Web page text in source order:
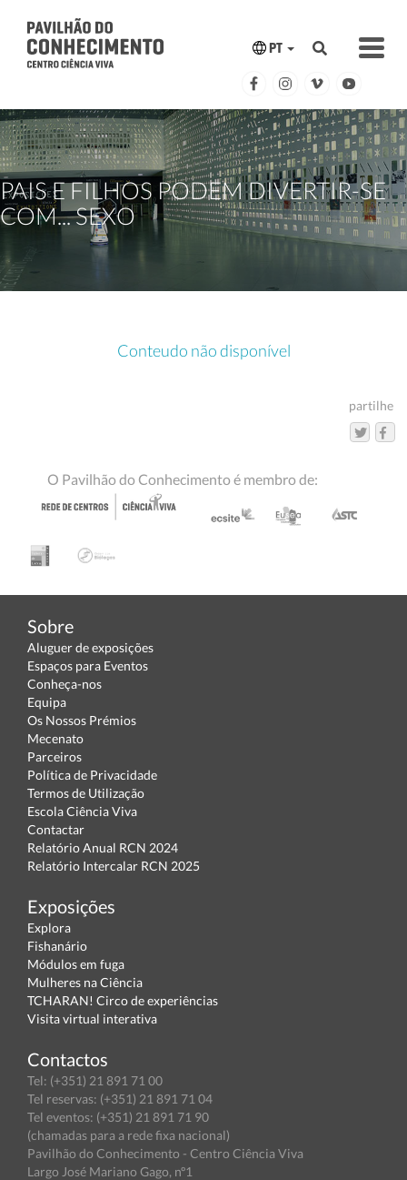
PT
PAIS E FILHOS PODEM DIVERTIR-SE
COM... SEXO
Conteudo não disponível
partilhe
O Pavilhão do Conhecimento é membro de:
Sobre
Aluguer de exposições
Espaços para Eventos
Conheça-nos
Equipa
Os Nossos Prémios
Mecenato
Parceiros
Política de Privacidade
Termos de Utilização
Escola Ciência Viva
Contactar
Relatório Anual RCN 2024
Relatório Intercalar RCN 2025
Exposições
Explora
Fishanário
Módulos em fuga
Mulheres na Ciência
TCHARAN! Circo de experiências
Visita virtual interativa
Contactos
Tel: (+351) 21 891 71 00
Tel reservas: (+351) 21 891 71 04
Tel eventos: (+351) 21 891 71 90
(chamadas para a rede fixa nacional)
Pavilhão do Conhecimento - Centro Ciência Viva
Largo José Mariano Gago, nº1